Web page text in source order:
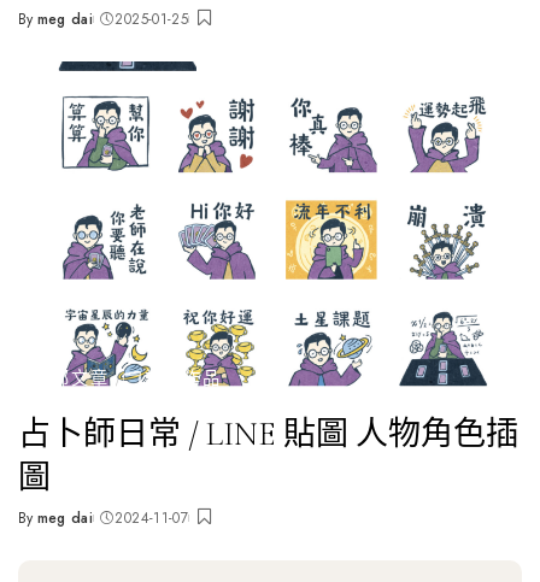
Posted
By meg dai 2025-01-25
全部文章 🗂️設計作品
占卜師日常 / LINE 貼圖 人物角色插
圖
Posted
By meg dai 2024-11-07